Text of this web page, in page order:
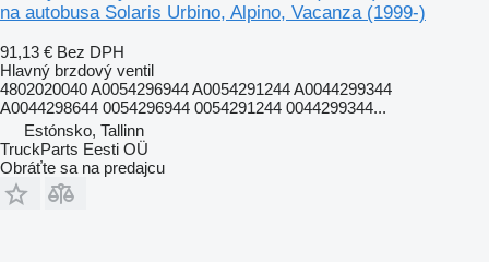
na autobusa Solaris Urbino, Alpino, Vacanza (1999-)
91,13 € Bez DPH
Hlavný brzdový ventil
4802020040 A0054296944 A0054291244 A0044299344
A0044298644 0054296944 0054291244 0044299344...
Estónsko, Tallinn
TruckParts Eesti OÜ
Obráťte sa na predajcu